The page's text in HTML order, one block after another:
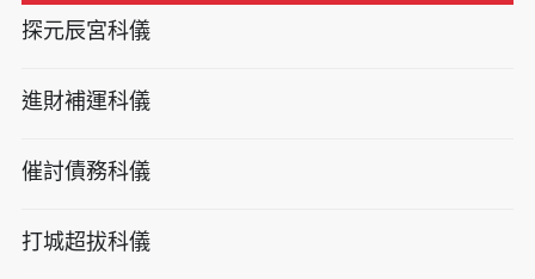
探元辰宮科儀
進財補運科儀
催討債務科儀
打城超拔科儀